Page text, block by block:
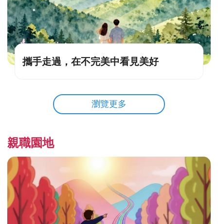
攜手走過，在不完美中看見美好
瀏覽更多
親職園地